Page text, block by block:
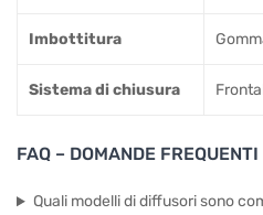
Imbottitura
Sistema di chiusura
FAQ – DOMANDE FREQUENTI
Quali modelli di diffusori sono